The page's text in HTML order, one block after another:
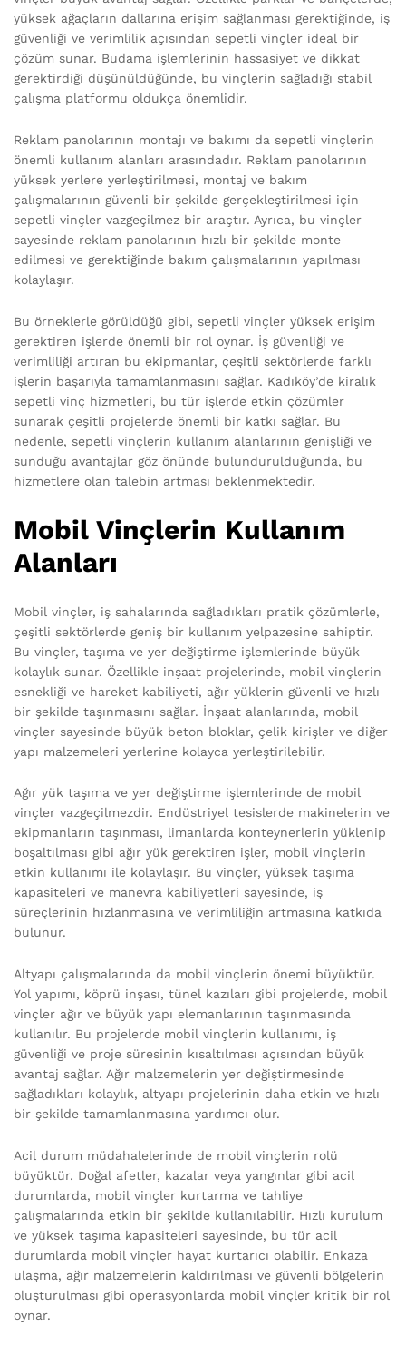
yüksek ağaçların dallarına erişim sağlanması gerektiğinde, iş
güvenliği ve verimlilik açısından sepetli vinçler ideal bir
çözüm sunar. Budama işlemlerinin hassasiyet ve dikkat
gerektirdiği düşünüldüğünde, bu vinçlerin sağladığı stabil
çalışma platformu oldukça önemlidir.
Reklam panolarının montajı ve bakımı da sepetli vinçlerin
önemli kullanım alanları arasındadır. Reklam panolarının
yüksek yerlere yerleştirilmesi, montaj ve bakım
çalışmalarının güvenli bir şekilde gerçekleştirilmesi için
sepetli vinçler vazgeçilmez bir araçtır. Ayrıca, bu vinçler
sayesinde reklam panolarının hızlı bir şekilde monte
edilmesi ve gerektiğinde bakım çalışmalarının yapılması
kolaylaşır.
Bu örneklerle görüldüğü gibi, sepetli vinçler yüksek erişim
gerektiren işlerde önemli bir rol oynar. İş güvenliği ve
verimliliği artıran bu ekipmanlar, çeşitli sektörlerde farklı
işlerin başarıyla tamamlanmasını sağlar. Kadıköy’de kiralık
sepetli vinç hizmetleri, bu tür işlerde etkin çözümler
sunarak çeşitli projelerde önemli bir katkı sağlar. Bu
nedenle, sepetli vinçlerin kullanım alanlarının genişliği ve
sunduğu avantajlar göz önünde bulundurulduğunda, bu
hizmetlere olan talebin artması beklenmektedir.
Mobil Vinçlerin Kullanım
Alanları
Mobil vinçler, iş sahalarında sağladıkları pratik çözümlerle,
çeşitli sektörlerde geniş bir kullanım yelpazesine sahiptir.
Bu vinçler, taşıma ve yer değiştirme işlemlerinde büyük
kolaylık sunar. Özellikle inşaat projelerinde, mobil vinçlerin
esnekliği ve hareket kabiliyeti, ağır yüklerin güvenli ve hızlı
bir şekilde taşınmasını sağlar. İnşaat alanlarında, mobil
vinçler sayesinde büyük beton bloklar, çelik kirişler ve diğer
yapı malzemeleri yerlerine kolayca yerleştirilebilir.
Ağır yük taşıma ve yer değiştirme işlemlerinde de mobil
vinçler vazgeçilmezdir. Endüstriyel tesislerde makinelerin ve
ekipmanların taşınması, limanlarda konteynerlerin yüklenip
boşaltılması gibi ağır yük gerektiren işler, mobil vinçlerin
etkin kullanımı ile kolaylaşır. Bu vinçler, yüksek taşıma
kapasiteleri ve manevra kabiliyetleri sayesinde, iş
süreçlerinin hızlanmasına ve verimliliğin artmasına katkıda
bulunur.
Altyapı çalışmalarında da mobil vinçlerin önemi büyüktür.
Yol yapımı, köprü inşası, tünel kazıları gibi projelerde, mobil
vinçler ağır ve büyük yapı elemanlarının taşınmasında
kullanılır. Bu projelerde mobil vinçlerin kullanımı, iş
güvenliği ve proje süresinin kısaltılması açısından büyük
avantaj sağlar. Ağır malzemelerin yer değiştirmesinde
sağladıkları kolaylık, altyapı projelerinin daha etkin ve hızlı
bir şekilde tamamlanmasına yardımcı olur.
Acil durum müdahalelerinde de mobil vinçlerin rolü
büyüktür. Doğal afetler, kazalar veya yangınlar gibi acil
durumlarda, mobil vinçler kurtarma ve tahliye
çalışmalarında etkin bir şekilde kullanılabilir. Hızlı kurulum
ve yüksek taşıma kapasiteleri sayesinde, bu tür acil
durumlarda mobil vinçler hayat kurtarıcı olabilir. Enkaza
ulaşma, ağır malzemelerin kaldırılması ve güvenli bölgelerin
oluşturulması gibi operasyonlarda mobil vinçler kritik bir rol
oynar.